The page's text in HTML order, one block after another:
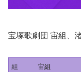
宝塚歌劇団 宙組、
組 宙組